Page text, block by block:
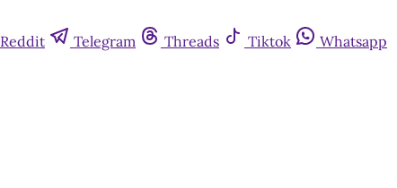
Reddit Telegram Threads Tiktok
Whatsapp